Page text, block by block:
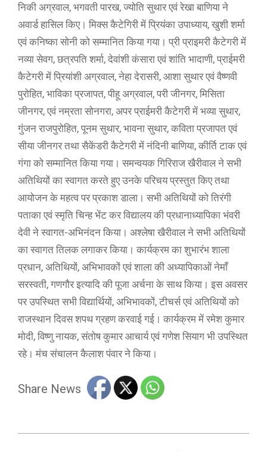
निकी अग्रवाल, भगवती पारख, ज्योति सुथार एवं रेखा बाणिया ने
अवार्ड हासिल किए। मिक्स कैटेगिरी में प्रियंका उपाध्याय, खुशी शर्मा
एवं कनिष्का सोनी को सम्मानित किया गया। प्री प्राइमरी कैटेगरी में
नव्या सेवग, छत्रपति शर्मा, देवांशी कंसारा एवं शांति भादाणी, प्राईमरी
कैटेगरी में प्रियांशी अग्रवाल, नेहा देरासरी, आशा सुथार एवं वैष्णवी
पुरोहित, भाविका प्रजापत, पीहू अग्रवाल, परी जीनगर, मिसिता
जीनगर, एवं नम्रता सोनगरा, अपर प्राईमरी कैटेगरी में भव्या सुथार,
गुंजन राजपुरोहित, पूनम सुथार, भावना सुथार, कविता प्रजापत एवं
सीया जीनगर तथा सैकेंडरी कैटेगरी में नंदिनी बाणिया, कीर्ति टाक एवं
गंगा को सम्मानित किया गया। समन्वयक गिरिराज खैरीवाल ने सभी
अतिथियों का स्वागत करते हुए उनके परिचय प्रस्तुत किए तथा
आयोजन के महत्व पर प्रकाश डाला। सभी अतिथियों को तिरंगी
पताका एवं स्मृति चिन्ह भेंट कर विद्यालय की प्रधानाध्यापिका भंवरी
देवी ने स्वागत-अभिनंदन किया। अश्लेषा खैरीवाल ने सभी अतिथियों
का स्वागत तिलक लगाकर किया। कार्यक्रम का शुभारंभ शाला
प्रधान, अतिथियों, अभिभावकों एवं शाला की अध्यापिकाओं नेमाँ
सरस्वती, गणगौर इत्यादि की पूजा अर्चना के साथ किया। इस अवसर
पर उपस्थित सभी विद्यार्थियों, अभिभावकों, टीचर्स एवं अतिथियों को
राजस्थान दिवस शपथ ग्रहण करवाई गई। कार्यक्रम में रमेश कुमार
मोदी, विष्णु नायक, संतोष कुमार आचार्य एवं गणेश सियाग भी उपस्थित
रहे। मंच संचालन कैलाश पंवार ने किया।
Share News